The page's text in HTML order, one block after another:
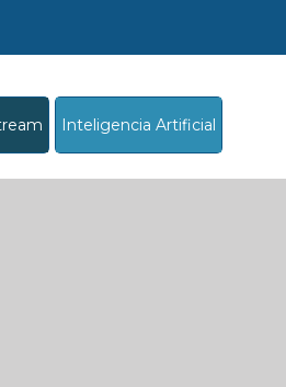
Inteligencia Artificial